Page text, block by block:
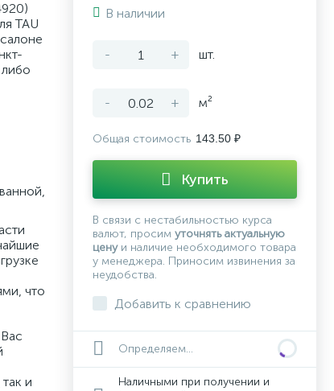
TAU
что
и
В наличии
- + шт.
- + м²
Общая стоимость 143.50 ₽
Купить
В связи с нестабильностью курса
валют, просим уточнять актуальную
ценуи наличие необходимого товара
у менеджера. Приносим извинения за
неудобства.
Добавить к сравнению
Определяем...
Наличными при получении и